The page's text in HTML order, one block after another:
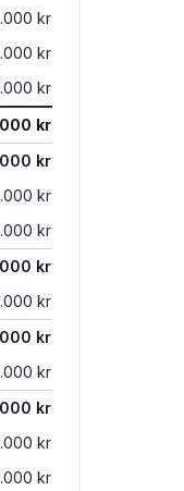
kr
kr
kr
kr
kr
kr
kr
kr
kr
kr
kr
kr
kr
kr